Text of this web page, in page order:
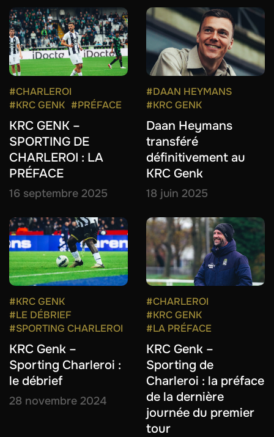
#CHARLEROI
#KRC GENK #PRÉFACE
KRC GENK –
SPORTING DE
CHARLEROI : LA
PRÉFACE
16 septembre 2025
#DAAN HEYMANS
#KRC GENK
Daan Heymans
transféré
définitivement au
KRC Genk
18 juin 2025
#KRC GENK
#LE DÉBRIEF
#SPORTING CHARLEROI
KRC Genk –
Sporting Charleroi :
le débrief
28 novembre 2024
#CHARLEROI
#KRC GENK
#LA PRÉFACE
KRC Genk –
Sporting de
Charleroi : la préface
de la dernière
journée du premier
tour